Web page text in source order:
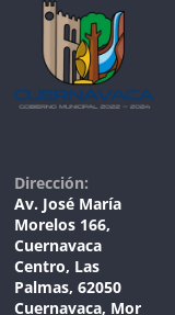
Dirección:
Av. José María
Morelos 166,
Cuernavaca
Centro, Las
Palmas, 62050
Cuernavaca, Mor